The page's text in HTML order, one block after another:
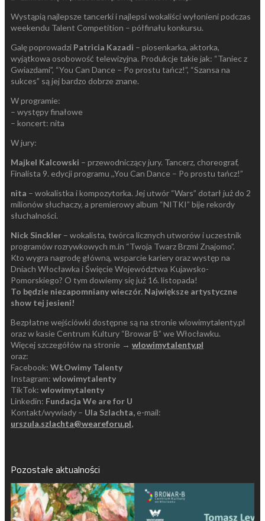
Wystąpią najlepsze tancerki i najlepsi wokaliści wyłonieni podczas
weekendu Talent Competition – półfinału konkursu.
Galę poprowadzi Patricia Kazadi – piosenkarka, aktorka,
wyjątkowa osobowość telewizyjna. Produkcje takie jak: “Taniec z
Gwiazdami”, “You Can Dance – Po prostu tańcz!”, “Szansa na
sukces” są jej bardzo dobrze znane.
W programie:
– występy finałowe
– koncert: nita
W jury:
Majkel Kalcowski – przewodniczący jury. Tancerz, choreograf,
Finalista 9. edycji programu ,,You Can Dance – Po prostu tańcz!”
nita – wokalistka i kompozytorka. Jej utwór “Wars” dotarł już do 2
milionów słuchaczy, a premierowy album “NITKI” bije rekordy
słuchalności.
Nick Sinckler – wokalista, twórca licznych utworów i uczestnik
programów rozrywkowych m.in “Twoja Twarz Brzmi Znajomo”.
Kto wygra nagrodę główną, wsparcie kariery oraz występ na
Dniach Włocławka i Święcie Województwa Kujawsko-
Pomorskiego? O tym dowiemy się już 16. listopada!
To będzie niezapomniany wieczór. Największe artystyczne
show tej jesieni!
Bezpłatne wejściówki dostępne są na stronie wlowimytalenty.pl
oraz w kasie Centrum Kultury “Browar B” we Włocławku.
Więcej szczegółów na stronie → wlowimytalenty.pl
oraz:
Facebook: WŁOwimy Talenty
Instagram: wlowimytalenty
TikTok: wlowimytalenty
Linkedin: Fundacja We are for U
Kontakt/wywiady – Ula Szlachta, e-mail:
urszula.szlachta@weareforu.pl,
Pozostałe aktualności